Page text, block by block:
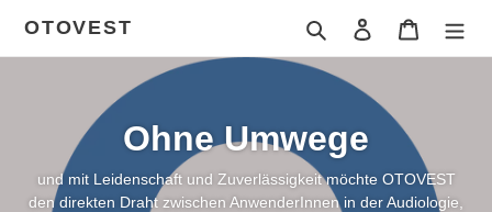
zum
Inhalt
OTOVEST Suchen Einloggen
Ohne Umwege
und mit Leidenschaft und Zuverlässigkeit möchte OTOVEST
den direkten Draht zwischen AnwenderInnen in der Audiologie,